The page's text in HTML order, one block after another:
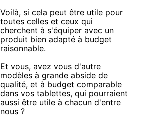
Voilà, si cela peut être utile pour
toutes celles et ceux qui
cherchent à s'équiper avec un
produit bien adapté à budget
raisonnable.
Et vous, avez vous d'autre
modèles à grande abside de
qualité, et à budget comparable
dans vos tablettes, qui pourraient
aussi être utile à chacun d'entre
nous ?